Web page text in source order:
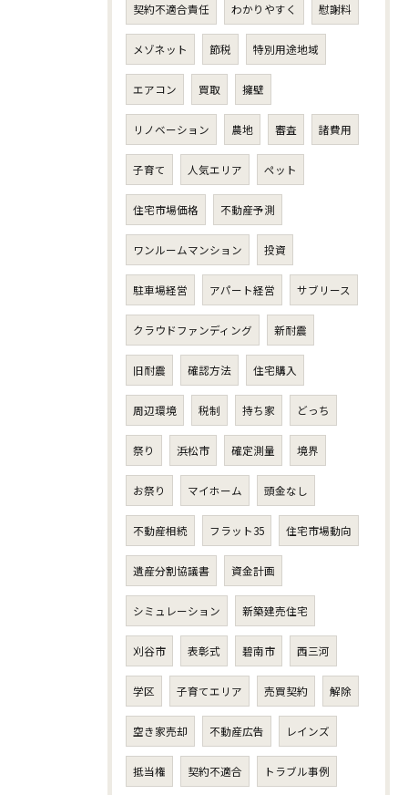
契約不適合責任 わかりやすく 慰謝料
メゾネット 節税 特別用途地域
エアコン 買取 擁壁
リノベーション 農地 審査 諸費用
子育て 人気エリア ペット
住宅市場価格 不動産予測
ワンルームマンション 投資
駐車場経営 アパート経営 サブリース
クラウドファンディング 新耐震
旧耐震 確認方法 住宅購入
周辺環境 税制 持ち家 どっち
祭り 浜松市 確定測量 境界
お祭り マイホーム 頭金なし
不動産相続 フラット35 住宅市場動向
遺産分割協議書 資金計画
シミュレーション 新築建売住宅
刈谷市 表彰式 碧南市 西三河
学区 子育てエリア 売買契約 解除
空き家売却 不動産広告 レインズ
抵当権 契約不適合 トラブル事例